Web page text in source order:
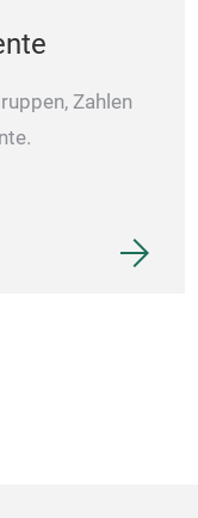
Zahlen